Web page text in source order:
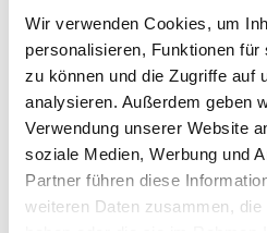
Wir verwenden Cookies, um
personalisieren, Funktionen
zu können und die Zugriffe auf
analysieren. Außerdem geben
Verwendung unserer Website
soziale Medien, Werbung und
Partner führen diese
weiteren Daten zusammen,
den Weg ins Meer zum
ließen. Bereits in den
Mexiko und die Karibik
hier haben sich die
angeschwemmt werden,
teils vervierfacht. Das
mittlerweile zu einer
"Bedrohung" des